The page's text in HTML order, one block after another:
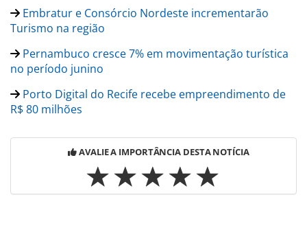
Embratur e Consórcio Nordeste incrementarão
Turismo na região
Pernambuco cresce 7% em movimentação turística
no período junino
Porto Digital do Recife recebe empreendimento de
R$ 80 milhões
AVALIE A IMPORTÂNCIA DESTA NOTÍCIA